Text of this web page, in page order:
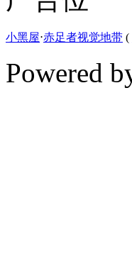
小黑屋⋅赤足者视觉地带 (
Powered